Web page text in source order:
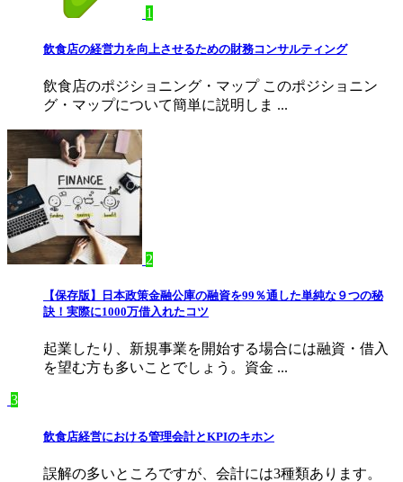
1
飲食店の経営力を向上させるための財務コンサルティング
飲食店のポジショニング・マップ このポジショニン
グ・マップについて簡単に説明しま ...
2
【保存版】日本政策金融公庫の融資を99％通した単純な９つの秘
訣！実際に1000万借入れたコツ
起業したり、新規事業を開始する場合には融資・借入
を望む方も多いことでしょう。資金 ...
3
飲食店経営における管理会計とKPIのキホン
誤解の多いところですが、会計には3種類あります。